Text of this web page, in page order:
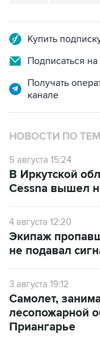
Купить
Подписаться
Получать
канале
НОВОСТИ ПО
5 августа 15:24
В Иркутской
Cessna вышел
4 августа 12:20
Экипаж
не подавал
3 августа 19:12
Самолет,
лесопожарной
Приангарье